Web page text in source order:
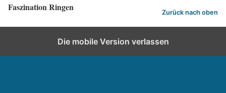
Faszination Ringen Zurück nach oben
Die mobile Version verlassen